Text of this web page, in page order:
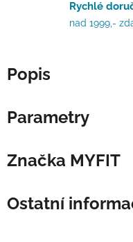
Rychlé
nad 1999,-
Popis
Parametry
Značka MYFIT
Ostatní